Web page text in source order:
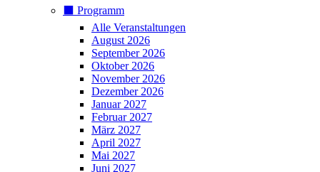
⬛️ Programm
Alle Veranstaltungen
August 2026
September 2026
Oktober 2026
November 2026
Dezember 2026
Januar 2027
Februar 2027
März 2027
April 2027
Mai 2027
Juni 2027